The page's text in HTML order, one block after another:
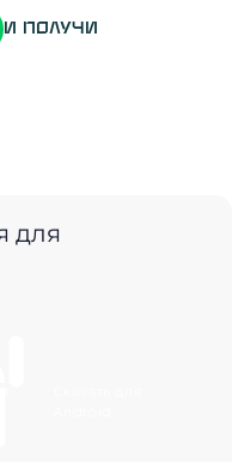
и получи
для